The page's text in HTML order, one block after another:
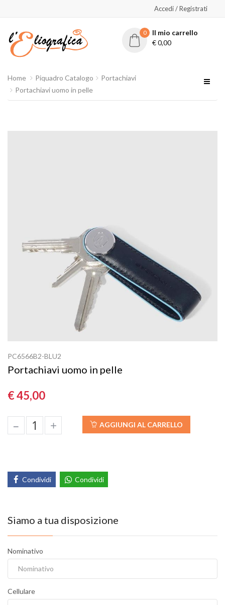
Accedi / Registrati
0
Il mio carrello
€0,00
Home Piquadro Catalogo
Portachiavi
Portachiavi uomo in pelle
PC6566B2-BLU2
Portachiavi uomo in pelle
€ 45,00
– + AGGIUNGI AL CARRELLO
Condividi Condividi
Siamo a tua disposizione
Nominativo
Cellulare